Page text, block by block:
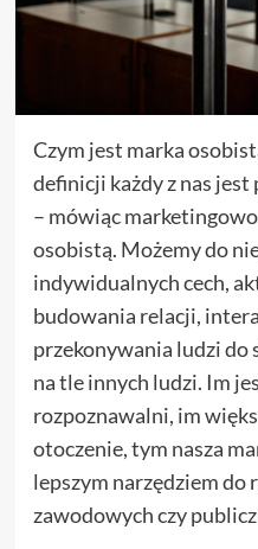
Czym jest marka
definicji każdy z nas
– mówiąc
osobistą. Możemy do
indywidualnych cech,
budowania relacji,
przekonywania ludzi do
na tle innych ludzi. Im
rozpoznawalni, im
otoczenie, tym nasza
lepszym narzędziem do
zawodowych czy